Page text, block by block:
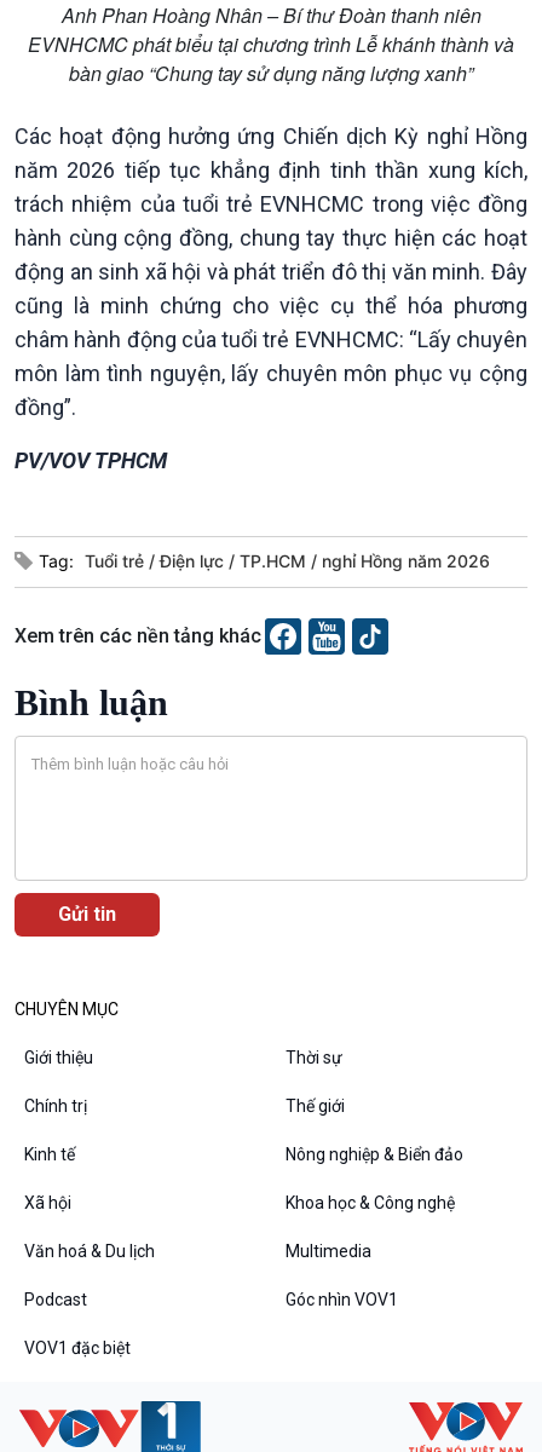
Bước chân đến trường
Văn hoá & Du lịch
Tin Văn hoá & Du lịch
Chát với người nổi tiếng
Câu chuyện Thể thao
Multimedia
Ảnh
Podcast
VOV1 đặc biệt
Thanh âm ký sự
Các chương trình đặc biệt
Anh Phan Hoàng Nhân – Bí thư Đoàn thanh niên
EVNHCMC phát biểu tại chương trình Lễ khánh thành và
bàn giao “Chung tay sử dụng năng lượng xanh”
Các hoạt động hưởng ứng Chiến dịch Kỳ nghỉ Hồng
năm 2026 tiếp tục khẳng định tinh thần xung kích,
trách nhiệm của tuổi trẻ EVNHCMC trong việc đồng
hành cùng cộng đồng, chung tay thực hiện các hoạt
động an sinh xã hội và phát triển đô thị văn minh. Đây
cũng là minh chứng cho việc cụ thể hóa phương
châm hành động của tuổi trẻ EVNHCMC: “Lấy chuyên
môn làm tình nguyện, lấy chuyên môn phục vụ cộng
đồng”.
PV/VOV TPHCM
Tag: Tuổi trẻ Điện lực TP.HCM nghỉ Hồng năm 2026
Xem trên các nền tảng khác
Bình luận
CHUYÊN MỤC
Giới thiệu Thời sự
Chính trị Thế giới
Kinh tế Nông nghiệp & Biển đảo
Xã hội Khoa học & Công nghệ
Văn hoá & Du lịch Multimedia
Podcast Góc nhìn VOV1
VOV1 đặc biệt